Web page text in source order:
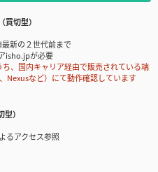
切型）
新の２世代前まで
isho.jpが必要
、国内キャリア経由で販売されている端
Nexusなど）にて動作確認しています
）
るアクセス参照